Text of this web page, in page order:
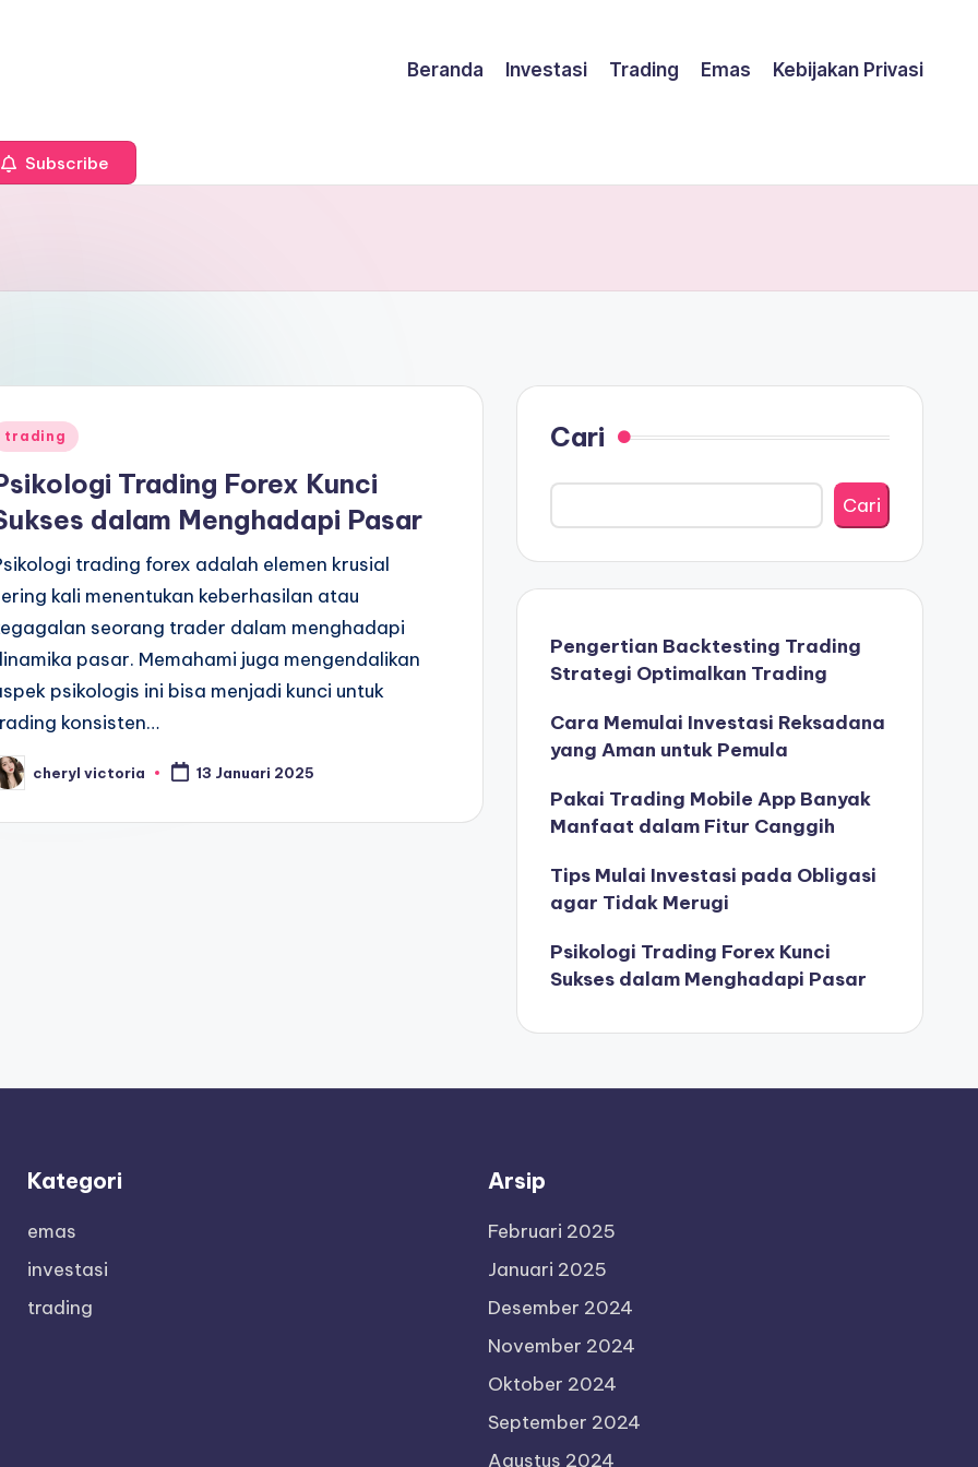
Beranda Investasi Trading Emas Kebijakan Privasi
Subscribe
trading
Trading Forex Kunci
dalam Menghadapi Pasar
trading forex adalah elemen krusial
kali menentukan keberhasilan atau
seorang trader dalam menghadapi
pasar. Memahami juga mengendalikan
psikologis ini bisa menjadi kunci untuk
konsisten…
cheryl victoria 13 Januari 2025
Cari
Cari
Pengertian Backtesting Trading
Strategi Optimalkan Trading
Cara Memulai Investasi Reksadana
yang Aman untuk Pemula
Pakai Trading Mobile App Banyak
Manfaat dalam Fitur Canggih
Tips Mulai Investasi pada Obligasi
agar Tidak Merugi
Psikologi Trading Forex Kunci
Sukses dalam Menghadapi Pasar
Kategori
emas
investasi
trading
Arsip
Februari 2025
Januari 2025
Desember 2024
November 2024
Oktober 2024
September 2024
Agustus 2024